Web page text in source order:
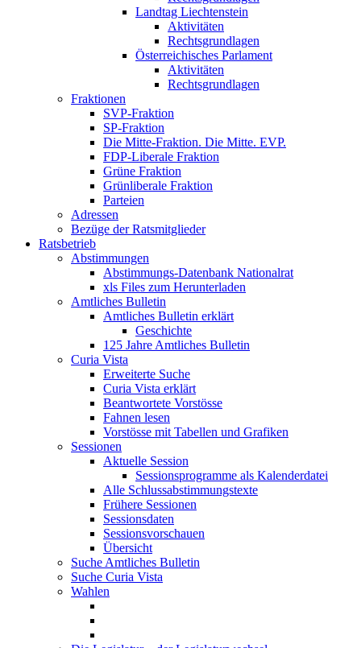
Landtag Liechtenstein
Aktivitäten
Rechtsgrundlagen
Österreichisches Parlament
Aktivitäten
Rechtsgrundlagen
Fraktionen
SVP-Fraktion
SP-Fraktion
Die Mitte-Fraktion. Die Mitte. EVP.
FDP-Liberale Fraktion
Grüne Fraktion
Grünliberale Fraktion
Parteien
Adressen
Bezüge der Ratsmitglieder
Ratsbetrieb
Abstimmungen
Abstimmungs-Datenbank Nationalrat
xls Files zum Herunterladen
Amtliches Bulletin
Amtliches Bulletin erklärt
Geschichte
125 Jahre Amtliches Bulletin
Curia Vista
Erweiterte Suche
Curia Vista erklärt
Beantwortete Vorstösse
Fahnen lesen
Vorstösse mit Tabellen und Grafiken
Sessionen
Aktuelle Session
Sessionsprogramme als Kalenderdatei
Alle Schlussabstimmungstexte
Frühere Sessionen
Sessionsdaten
Sessionsvorschauen
Übersicht
Suche Amtliches Bulletin
Suche Curia Vista
Wahlen